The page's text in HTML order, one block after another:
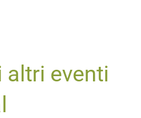
altri eventi